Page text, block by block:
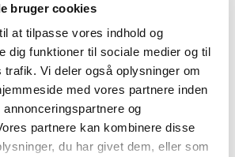
bruger cookies
at tilpasse vores indhold og
dig funktioner til sociale medier og til
Vi deler også oplysninger om
med vores partnere inden
og
partnere kan kombinere disse
du har givet dem, eller som